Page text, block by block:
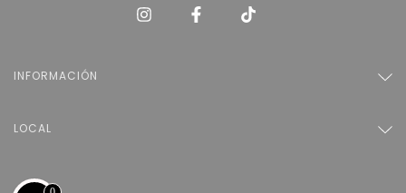
INFORMACIÓN
LOCAL